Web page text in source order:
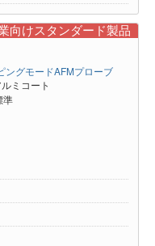
向けスタンダード製品
ングモードAFMプローブ
ミコート
準